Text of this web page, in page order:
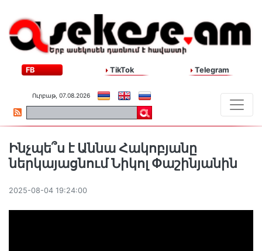
FB TikTok Telegram
Ուրբաթ, 07.08.2026
Ինչպե՞ս է Աննա Հակոբյանը
ներկայացնում Նիկոլ Փաշինյանին
2025-08-04 19:24:00